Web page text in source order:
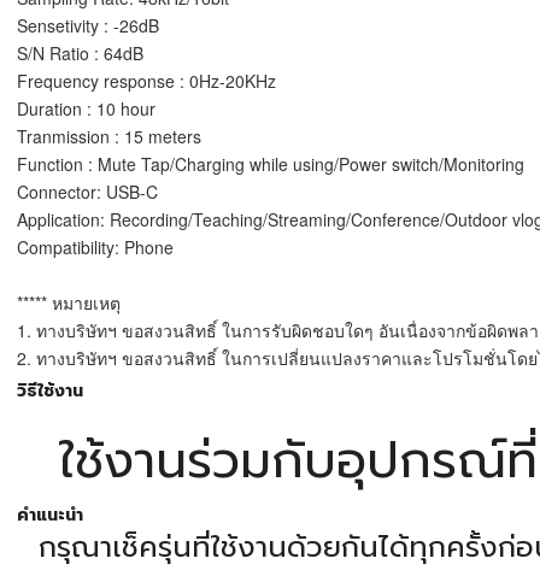
Sensetivity : -26dB
S/N Ratio : 64dB
Frequency response : 0Hz-20KHz
Duration : 10 hour
Tranmission : 15 meters
Function : Mute Tap/Charging while using/Power switch/Monitoring
Connector: USB-C
Application: Recording/Teaching/Streaming/Conference/Outdoor
Compatibility: Phone
***** หมายเหตุ
1. ทางบริษัทฯ ขอสงวนสิทธิ์ ในการรับผิดชอบใดๆ อันเนื่องจากข้อผิดพล
2. ทางบริษัทฯ ขอสงวนสิทธิ์ ในการเปลี่ยนแปลงราคาและโปรโมชั่นโด
วิธีใช้งาน
ใช้งานร่วมกับอุปกรณ์
คำแนะนำ
กรุณาเช็ครุ่นที่ใช้งานด้วยกันได้ทุกครั้งก่